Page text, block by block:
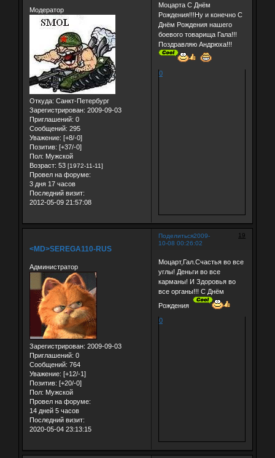
Модератор
Откуда: Санкт-Петербург
Зарегистрирован: 2009-09-03
Приглашений: 0
Сообщений: 295
Уважение: [+8/-0]
Позитив: [+37/-0]
Пол: Мужской
Возраст: 53 [1972-11-11]
Провел на форуме:
3 дня 17 часов
Последний визит:
2012-05-09 21:57:08
Моцарта С Днём
Рождения!!!Ну и конечно С
Днём Рождения нашего
боевого товарища Гала!!!
Поздравляю Андрюха!!!
0
Поделиться 19
2009-
10-08 00:26:02
<MD>SEREGA110-RUS
Администратор
Зарегистрирован: 2009-09-03
Приглашений: 0
Сообщений: 764
Уважение: [+12/-1]
Позитив: [+20/-0]
Пол: Мужской
Провел на форуме:
14 дней 5 часов
Последний визит:
2020-05-04 23:13:15
Моцарт,Гал.Счастья во все
углы! Деньги во все
карманы! И Здоровья во
все органы!!! С Днём
Рождения
0